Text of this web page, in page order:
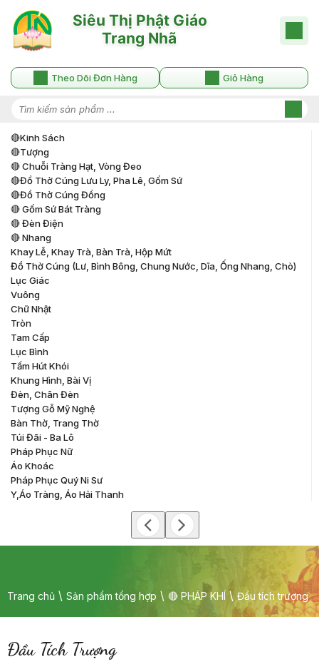
Theo Dõi Đơn Hàng Giỏ Hàng
🔴kinh Sách
🔴tượng
🔴 Chuỗi Tràng Hạt, Vòng Đeo
🔴đồ Thờ Cúng Lưu Ly, Pha Lê, Gốm Sứ
🔴đồ Thờ Cúng Đồng
🔴 Gốm Sứ Bát Tràng
🔴 Đèn Điện
🔴 Nhang
Khay Lễ, Khay Trà, Bàn Trà, Hộp Mứt
Đồ Thờ Cúng (lư, Bình Bông, Chung Nước, Dĩa, Ống Nhang, Chò)
Lục Giác
Vuông
Chữ Nhật
Tròn
Tam Cấp
Lục Bình
Tấm Hút Khói
Khung Hình, Bài Vị
Đèn, Chân Đèn
Tượng Gỗ Mỹ Nghệ
Bàn Thờ, Trang Thờ
Túi Đãi - Ba Lô
Pháp Phục Nữ
Áo Khoác
Pháp Phục Quý Ni Sư
Y,áo Tràng, Áo Hải Thanh
Trang chủ Sản phẩm tổng hợp 🔴 PHÁP KHÍ Đầu tích trượng
Đầu Tích Trượng